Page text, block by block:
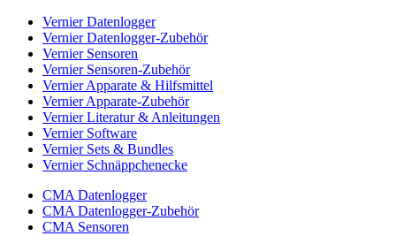
Vernier Datenlogger
Vernier Datenlogger-Zubehör
Vernier Sensoren
Vernier Sensoren-Zubehör
Vernier Apparate & Hilfsmittel
Vernier Apparate-Zubehör
Vernier Literatur & Anleitungen
Vernier Software
Vernier Sets & Bundles
Vernier Schnäppchenecke
CMA Datenlogger
CMA Datenlogger-Zubehör
CMA Sensoren